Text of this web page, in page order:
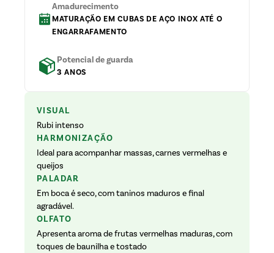
Amadurecimento
MATURAÇÃO EM CUBAS DE AÇO INOX ATÉ O
ENGARRAFAMENTO
Potencial de guarda
3 ANOS
VISUAL
Rubi intenso
HARMONIZAÇÃO
Ideal para acompanhar massas, carnes vermelhas e
queijos
PALADAR
Em boca é seco, com taninos maduros e final
agradável.
OLFATO
Apresenta aroma de frutas vermelhas maduras, com
toques de baunilha e tostado